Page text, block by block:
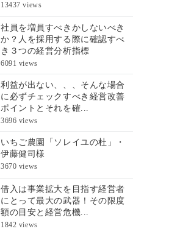
13437 views
社員を増員すべきかしないべき
か？人を採用する際に確認すべ
き３つの経営分析指標
6091 views
利益が出ない、、、そんな場合
に必ずチェックすべき経営改善
ポイントとそれを確...
3696 views
いちご農園「ソレイユの杜」・
伊藤健司様
3670 views
借入は事業拡大を目指す経営者
にとって最大の武器！その限度
額の目安と経営危機...
1842 views